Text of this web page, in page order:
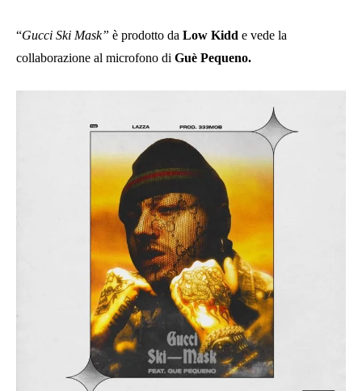
“Gucci Ski Mask” è prodotto da Low Kidd e vede la
collaborazione al microfono di Guè Pequeno.